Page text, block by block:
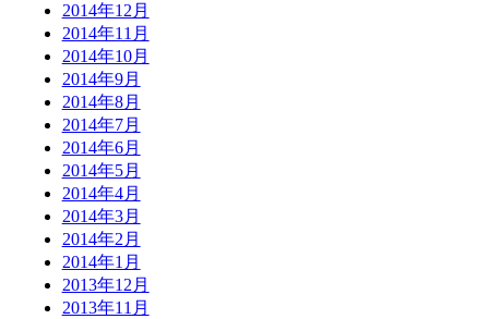
2014年12月
2014年11月
2014年10月
2014年9月
2014年8月
2014年7月
2014年6月
2014年5月
2014年4月
2014年3月
2014年2月
2014年1月
2013年12月
2013年11月